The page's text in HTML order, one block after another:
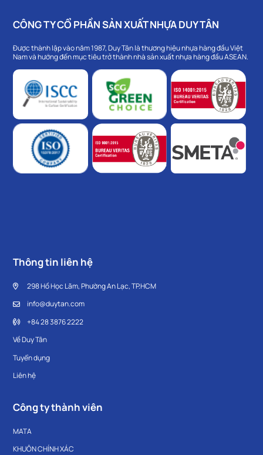
CÔNG TY CỔ PHẦN SẢN XUẤT NHỰA DUY TÂN
Được thành lập vào năm 1987, Duy Tân là thương hiệu nhựa hàng đầu Việt
Nam và hướng đến mục tiêu trở thành nhà sản xuất nhựa hàng đầu ASEAN.
Thông tin liên hệ
298 Hồ Học Lãm, Phường An Lạc, TP.HCM
info@duytan.com
+84 28 3876 2222
Về Duy Tân
Tuyển dụng
Liên hệ
Công ty thành viên
MATA
KHUÔN CHÍNH XÁC